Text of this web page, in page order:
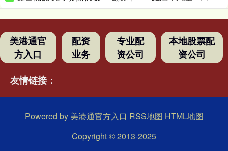
美港通官
方入口
配资
业务
专业配
资公司
本地股票配
资公司
友情链接：
Powered by 美港通官方入口 RSS地图 HTML地图
Copyright© 2013-2025